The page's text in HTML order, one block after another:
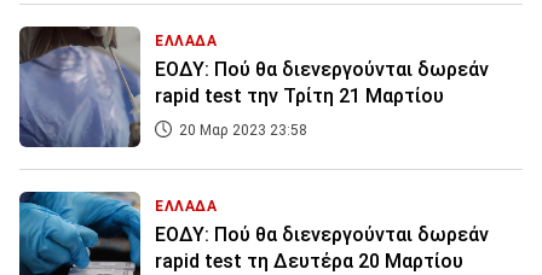
ΕΛΛΑΔΑ
ΕΟΔΥ: Πού θα διενεργούνται δωρεάν
rapid test την Τρίτη 21 Μαρτίου
20 Μαρ 2023 23:58
ΕΛΛΑΔΑ
ΕΟΔΥ: Πού θα διενεργούνται δωρεάν
rapid test τη Δευτέρα 20 Μαρτίου